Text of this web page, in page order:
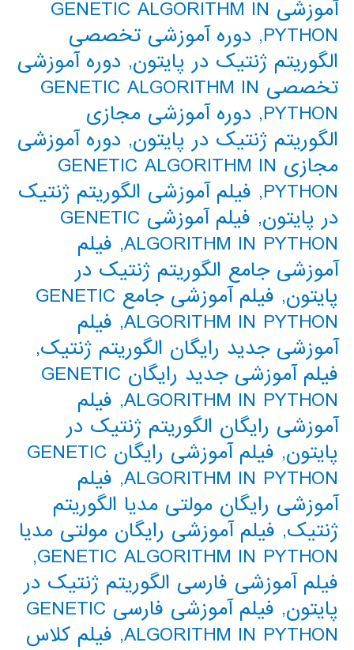
آموزشی GENETIC ALGORITHM IN
PYTHON
, دوره آموزشی تخصصی
الگوریتم ژنتیک در پایتون, دوره آموزشی
تخصصی GENETIC ALGORITHM IN
PYTHON
, دوره آموزشی مجازی
الگوریتم ژنتیک در پایتون, دوره آموزشی
مجازی GENETIC ALGORITHM IN
PYTHON
, فیلم آموزشی الگوریتم ژنتیک
در پایتون,
فیلم آموزشی GENETIC
ALGORITHM IN PYTHON
, فیلم
آموزشی جامع الگوریتم ژنتیک در
پایتون,
فیلم آموزشی جامع GENETIC
ALGORITHM IN PYTHON
, فیلم
آموزشی جدید رایگان الگوریتم ژنتیک,
فیلم آموزشی جدید رایگان GENETIC
ALGORITHM IN PYTHON
, فیلم
آموزشی رایگان الگوریتم ژنتیک در
پایتون,
فیلم آموزشی رایگان GENETIC
ALGORITHM IN PYTHON
, فیلم
آموزشی رایگان مولتی مدیا الگوریتم
ژنتیک, فیلم آموزشی رایگان مولتی مدیا
GENETIC ALGORITHM IN PYTHON
,
فیلم آموزشی فارسی الگوریتم ژنتیک در
پایتون,
فیلم آموزشی فارسی GENETIC
ALGORITHM IN PYTHON
, فیلم کلاس